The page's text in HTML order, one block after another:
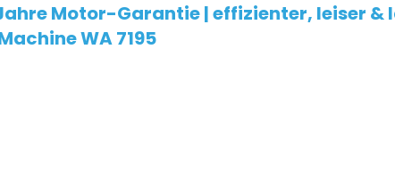
Motor-Garantie | effizienter, leiser
WA 7195